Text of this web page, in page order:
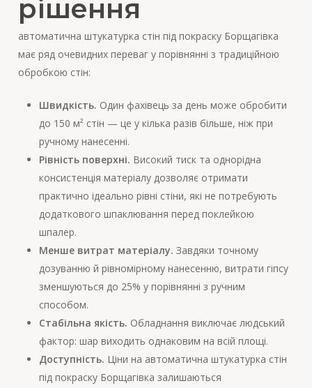
рішення
автоматична штукатурка стін під покраску Борщагівка
має ряд очевидних переваг у порівнянні з традиційною
обробкою стін:
Швидкість. Один фахівець за день може обробити
до 150 м² стін — це у кілька разів більше, ніж при
ручному нанесенні.
Рівність поверхні. Високий тиск та однорідна
консистенція матеріалу дозволяє отримати
практично ідеально рівні стіни, які не потребують
додаткового шпаклювання перед поклейкою
шпалер.
Менше витрат матеріалу. Завдяки точному
дозуванню й рівномірному нанесенню, витрати гіпсу
зменшуються до 25% у порівнянні з ручним
способом.
Стабільна якість. Обладнання виключає людський
фактор: шар виходить однаковим на всій площі.
Доступність. Ціни на автоматична штукатурка стін
під покраску Борщагівка залишаються